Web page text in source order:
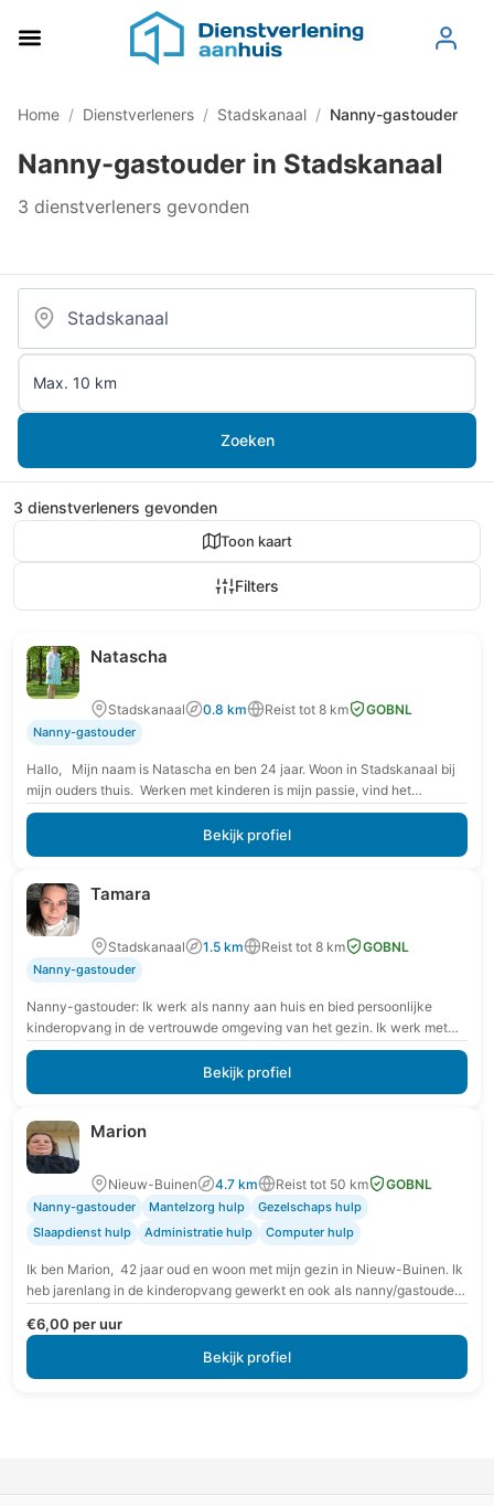
Home / Dienstverleners / Stadskanaal / Nanny-gastouder
Nanny-gastouder in Stadskanaal
3 dienstverleners gevonden
Zoeken
3 dienstverleners gevonden
Toon kaart
Filters
Natascha
Stadskanaal 0.8 km Reist tot 8 km GOBNL
Nanny-gastouder
Hallo, Mijn naam is Natascha en ben 24 jaar. Woon in Stadskanaal bij
mijn ouders thuis. Werken met kinderen is mijn passie, vind het…
Bekijk profiel
Tamara
Stadskanaal 1.5 km Reist tot 8 km GOBNL
Nanny-gastouder
Nanny-gastouder: Ik werk als nanny aan huis en bied persoonlijke
kinderopvang in de vertrouwde omgeving van het gezin. Ik werk met
extra aandacht voor rust,…
Bekijk profiel
Marion
Nieuw-Buinen 4.7 km Reist tot 50 km GOBNL
Nanny-gastouder Mantelzorg hulp
Gezelschaps hulp
Slaapdienst hulp
Administratie hulp Computer hulp
Ik ben Marion, 42 jaar oud en woon met mijn gezin in Nieuw-Buinen. Ik
heb jarenlang in de kinderopvang gewerkt en ook als nanny/gastouder
€6,00 per uur
Bekijk profiel